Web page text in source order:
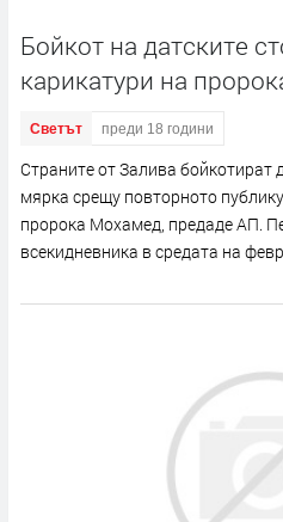
Бойкот на датските
карикатури на
Светът преди 18 години
Страните от Залива бойкотират
мярка срещу повторното
пророка Мохамед, предаде АП.
всекидневника в средата на